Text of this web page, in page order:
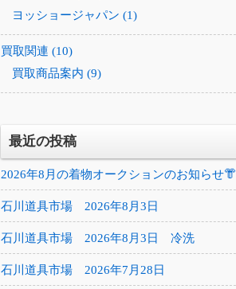
ヨッショージャパン (1)
買取関連 (10)
買取商品案内 (9)
最近の投稿
2026年8月の着物オークションのお知らせ👘
石川道具市場 2026年8月3日
石川道具市場 2026年8月3日 冷洗
石川道具市場 2026年7月28日